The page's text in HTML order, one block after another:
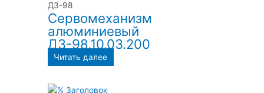
ДЗ-98
Сервомеханизм
алюминиевый
ДЗ-98.10.03.200
Читать далее